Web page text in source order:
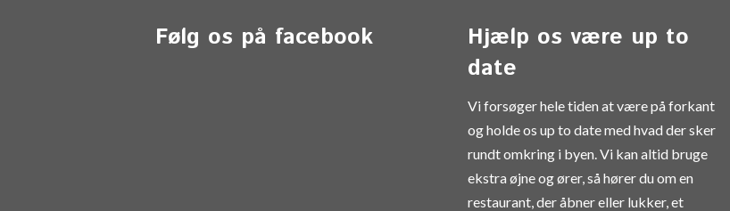
Følg os på facebook
Hjælp os være up to
date
Vi forsøger hele tiden at være på forkant
og holde os up to date med hvad der sker
rundt omkring i byen. Vi kan altid bruge
ekstra øjne og ører, så hører du om en
restaurant, der åbner eller lukker, et